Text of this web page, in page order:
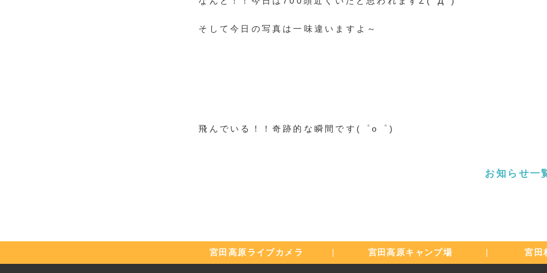
そして今日の写真は一味違いますよ～
飛んでいる！！奇跡的な瞬間です(゜o゜)
お知らせ一
宮田高原ライブカメラ 宮田高原キャンプ場 宮田